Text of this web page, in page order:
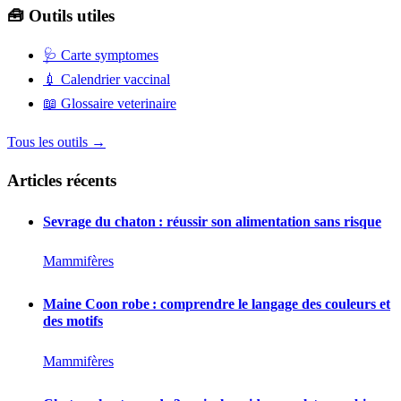
🧰 Outils utiles
🩺 Carte symptomes
💉 Calendrier vaccinal
📖 Glossaire veterinaire
Tous les outils →
Articles récents
Sevrage du chaton : réussir son alimentation sans risque
Mammifères
Maine Coon robe : comprendre le langage des couleurs et
des motifs
Mammifères